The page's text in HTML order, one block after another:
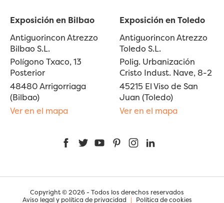
Exposición en Bilbao
Antiguorincon Atrezzo
Bilbao S.L.
Polígono Txaco, 13
Posterior
48480 Arrigorriaga
(Bilbao)
Ver en el mapa
Exposición en Toledo
Antiguorincon Atrezzo
Toledo S.L.
Polig. Urbanización
Cristo Indust. Nave, 8-2
45215 El Viso de San
Juan (Toledo)
Ver en el mapa
FacebookTwitterYouTubePinterestInstagram
Copyright © 2026 - Todos los derechos reservados
Aviso legal y política de privacidad | Política de cookies